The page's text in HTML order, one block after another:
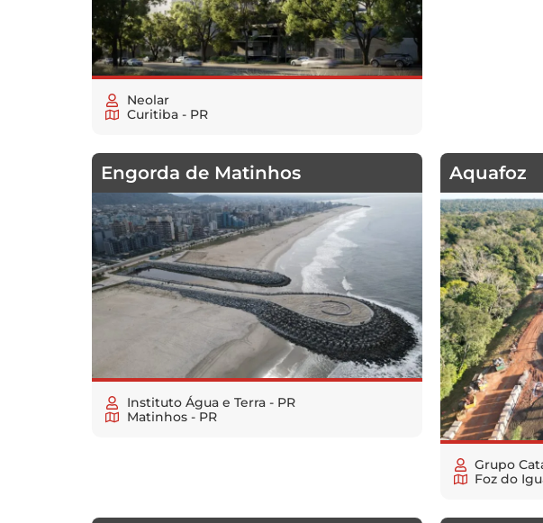
Neolar
Curitiba - PR
Engorda de Matinhos
Instituto Água e Terra - PR
Matinhos - PR
Aquafoz
Grupo
Foz do